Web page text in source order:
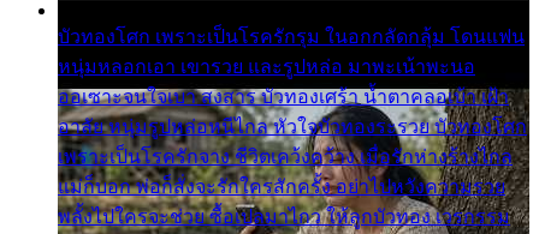
บัวทองโศก เพราะเป็นโรครักรุม ในอกกลัดกลุ้ม โดนแฟน
หนุ่มหลอกเอา เขารวย และรูปหล่อ มาพะเน้าพะนอ
ออเซาะจนใจเบา สงสาร บัวทองเศร้า น้ำตาคลอเบ้า เฝ้า
อาลัย หนุ่มรูปหล่อหนีไกล หัวใจบัวทองระรวย บัวทองโศก
เพราะเป็นโรครักจาง ชีวิตเคว้งคว้าง เมื่อรักห่างร้างไกล
แม่ก็บอก พ่อก็สั่งจะรักใครสักครั้ง อย่าไปหวังความรวย
พลั้งไปใครจะช่วย ซื้อเปลมาไกว ให้ลูกบัวทอง เวรกรรม